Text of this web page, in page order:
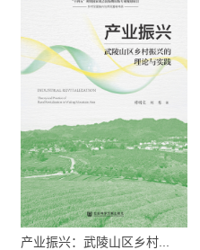
产业振兴：武陵山区乡村...